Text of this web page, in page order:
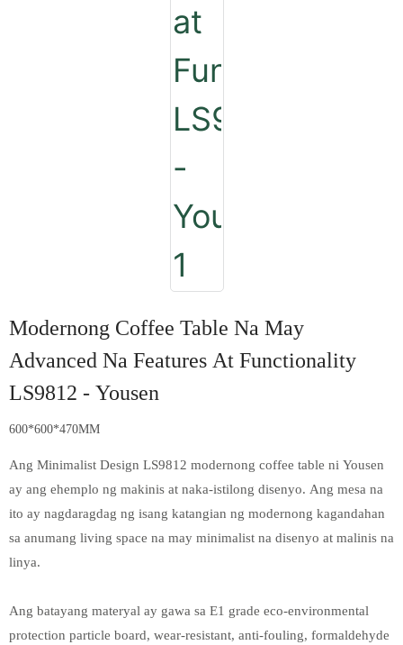
Modernong Coffee Table Na May
Advanced Na Features At Functionality
LS9812 - Yousen
600*600*470MM
Ang Minimalist Design LS9812 modernong coffee table ni Yousen
ay ang ehemplo ng makinis at naka-istilong disenyo. Ang mesa na
ito ay nagdaragdag ng isang katangian ng modernong kagandahan
sa anumang living space na may minimalist na disenyo at malinis na
linya.
Ang batayang materyal ay gawa sa E1 grade eco-environmental
protection particle board, wear-resistant, anti-fouling, formaldehyde